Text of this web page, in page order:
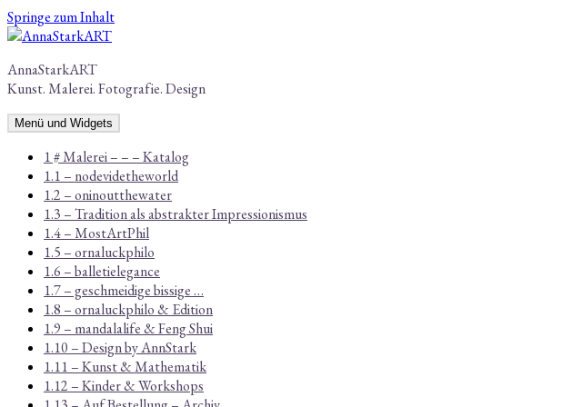
Springe zum Inhalt
AnnaStarkART
Kunst. Malerei. Fotografie. Design
Menü und Widgets
1 # Malerei – – – Katalog
1.1 – nodevidetheworld
1.2 – oninoutthewater
1.3 – Tradition als abstrakter Impressionismus
1.4 – MostArtPhil
1.5 – ornaluckphilo
1.6 – balletielegance
1.7 – geschmeidige bissige …
1.8 – ornaluckphilo & Edition
1.9 – mandalalife & Feng Shui
1.10 – Design by AnnStark
1.11 – Kunst & Mathematik
1.12 – Kinder & Workshops